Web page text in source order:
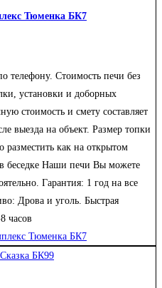
Тюменка БК7
телефону. Стоимость печи без
установки и доборных
стоимость и смету составляет
выезда на объект. Размер топки
как на открытом
беседке Наши печи Вы можете
Гарантия: 1 год на все
Дрова и уголь. Быстрая
часов